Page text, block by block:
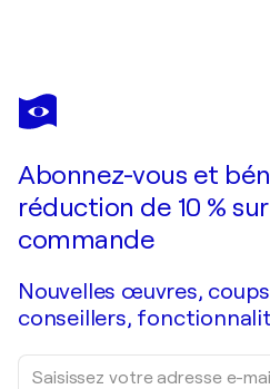
MARÍA IGNACIA MUÑOZ MERINO
Instante decisivo
Abonnez-vous et
réduction de 10 %
commande
Nouvelles œuvres,
conseillers,